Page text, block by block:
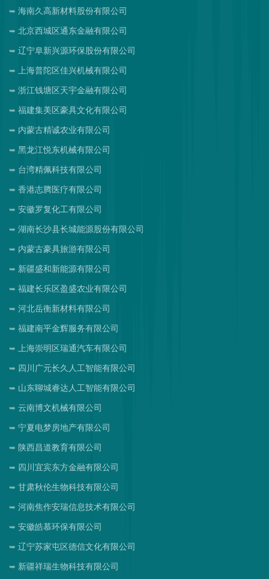
海南久高新材料股份有限公司
北京西城区通东金融有限公司
辽宁阜新兴源环保股份有限公司
上海普陀区佳兴机械有限公司
浙江钱塘区天宇金融有限公司
福建集美区豪具文化有限公司
内蒙古精诚农业有限公司
黑龙江悦东机械有限公司
台湾精佩科技有限公司
香港志腾医疗有限公司
安徽罗复化工有限公司
湖南长沙县长城能源股份有限公司
内蒙古豪具旅游有限公司
新疆盛和新能源有限公司
福建长乐区盈盛农业有限公司
河北岳衡新材料有限公司
福建南平金辉服务有限公司
上海崇明区瑞通汽车有限公司
四川广元长久人工智能有限公司
山东聊城睿达人工智能有限公司
云南博文机械有限公司
宁夏电梦房地产有限公司
陕西昌道教育有限公司
四川宜宾东方金融有限公司
甘肃秋伦生物科技有限公司
河南焦作安瑞信息技术有限公司
安徽皓慕环保有限公司
辽宁苏家屯区德信文化有限公司
新疆祥瑞生物科技有限公司